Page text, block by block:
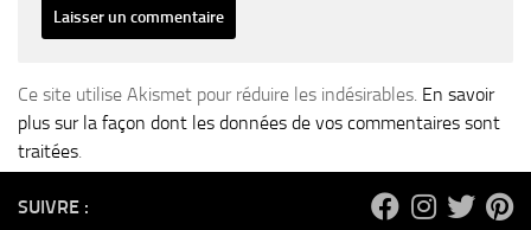
Ce site utilise Akismet pour réduire les indésirables. En savoir
plus sur la façon dont les données de vos commentaires sont
traitées.
SUIVRE :